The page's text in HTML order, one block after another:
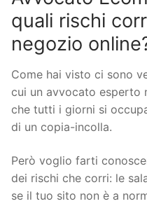
quali rischi
negozio
Come hai visto ci sono
cui un avvocato esperto
che tutti i giorni si
di un copia-incolla.
Però voglio farti
dei rischi che corri: le
se il tuo sito non è a